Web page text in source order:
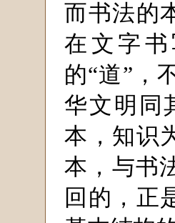
而书法的
在文字
的“道”，
华文明同
本，知识
本，与书
回的，正